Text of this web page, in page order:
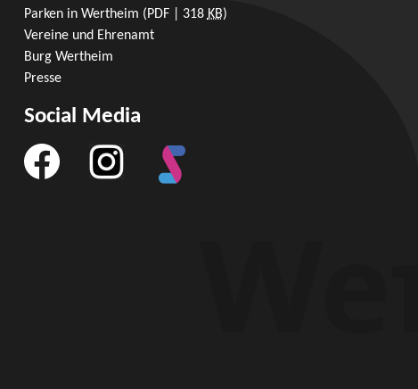
Parken in Wertheim (PDF | 318 KB)
Vereine und Ehrenamt
Burg Wertheim
Presse
Social Media